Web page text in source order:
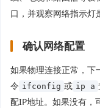
口，并观察网络指示灯
确认网络配置
如果物理连接正常，下
令 ifconfig 或 ip a
配IP地址。如果没有，